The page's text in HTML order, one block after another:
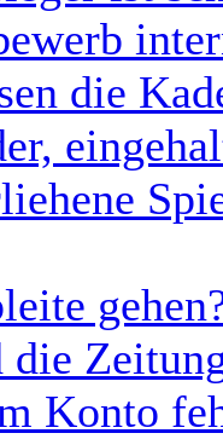
die
Konto